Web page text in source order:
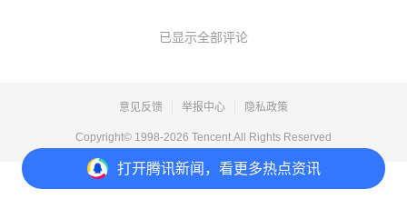
打开腾讯新闻，看更多热点资讯
已显示全部评论
意见反馈 举报中心 隐私政策
Copyright© 1998-2026 Tencent.All Rights Reserved